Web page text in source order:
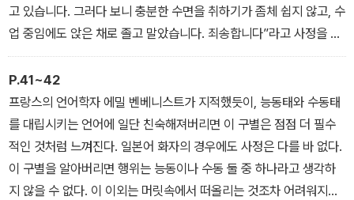
‘내가 걷는다’라는 문장이 지시하고 있는 것은 내가 걷는다기보다 오
히려 ‘나에게 있어서 보행이 실현되고 있다’라고 표현되어야 할 사태
였다. 즉, 능동 형식으로 표현되는 사태나 행위라 해도, 그것이 반드시
능동 개념에 의해 설명될 수 있다고는 보장할 수 없다. 내가 사과하는
일이 요구되었다 해도, 거기서 실제로 요구되고 있는 바는 내가 사과
하는 것이 아니다. 나의 안에서 사과의 심정이 나타나는 일인 것이다.
…
능동이라 부를 수 없는 상태를 가리켜 ‘수동(passive)’이라 부른다.
수동(受動)이란 문자 그대로 받는(受) 처지가 되어 뭔가를 겪는 것
고 있습니다. 그러다 보니 충분한 수면을 취하기가 좀체 쉽지 않고, 수
업 중임에도 앉은 채로 졸고 말았습니다. 죄송합니다”라고 사정을 설
명하기 시작했다면 어떨까? 교사는 아마도 질책한 일을 후회할 것이
다. 아니, 그 수준을 넘어서 “그랬어? 몸은 잘 챙기도록” 등, 격려의
말을 건네는 경우까지 있을 것이다.
수업 중에 졸았다는 행위 자체에는 변함이 없다. 그런데도 왜 교사의
대응은 돌연 정반대로 바뀌고, 또 우리 역시 그 변화에 납득하게 될
까? 그가 질책 대상에서 벗어난 것은 ‘졸다’라는 행위에 대해 그에게
는 책임이 없다고 간주되었기 때문이다. 가정 사정 때문에 그에게는
P.41~42
프랑스의 언어학자 에밀 벤베니스트가 지적했듯이, 능동태와 수동태
를 대립시키는 언어에 일단 친숙해져버리면 이 구별은 점점 더 필수
적인 것처럼 느껴진다. 일본어 화자의 경우에도 사정은 다를 바 없다.
이 구별을 알아버리면 행위는 능동이나 수동 둘 중 하나라고 생각하
지 않을 수 없다. 이 이외는 머릿속에서 떠올리는 것조차 어려워지고